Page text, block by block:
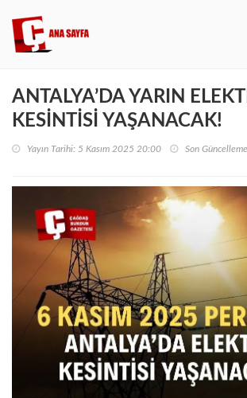
ANTALYA’DA YARIN
KESİNTİSİ YAŞANACAK!
Yayın Tarihi: 5 Kasım 2025 20:00 Son